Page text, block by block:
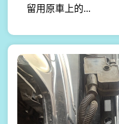
留用原車上的...